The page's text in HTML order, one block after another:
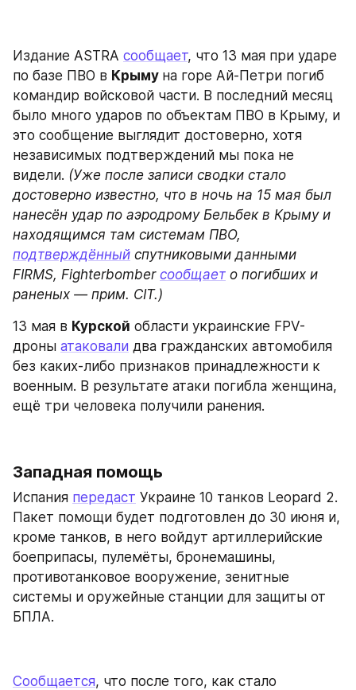
Издание ASTRA сообщает, что 13 мая при ударе
по базе ПВО в Крыму на горе Ай-Петри погиб
командир войсковой части. В последний месяц
было много ударов по объектам ПВО в Крыму, и
это сообщение выглядит достоверно, хотя
независимых подтверждений мы пока не
видели. (Уже после записи сводки стало
достоверно известно, что в ночь на 15 мая был
нанесён удар по аэродрому Бельбек в Крыму и
подтверждённый спутниковыми данными
FIRMS, Fighterbomber сообщает о погибших и
раненых — прим. CIT.)
13 мая в Курской области украинские FPV-
дроны атаковали два гражданских автомобиля
без каких-либо признаков принадлежности к
военным. В результате атаки погибла женщина,
ещё три человека получили ранения.
Западная помощь
Испания передаст Украине 10 танков Leopard 2.
Пакет помощи будет подготовлен до 30 июня и,
кроме танков, в него войдут артиллерийские
боеприпасы, пулемёты, бронемашины,
противотанковое вооружение, зенитные
системы и оружейные станции для защиты от
БПЛА.
Сообщается, что после того, как стало